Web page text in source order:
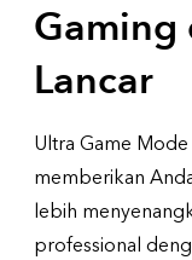
Gaming
Lancar
Ultra Game
memberikan
lebih
professional